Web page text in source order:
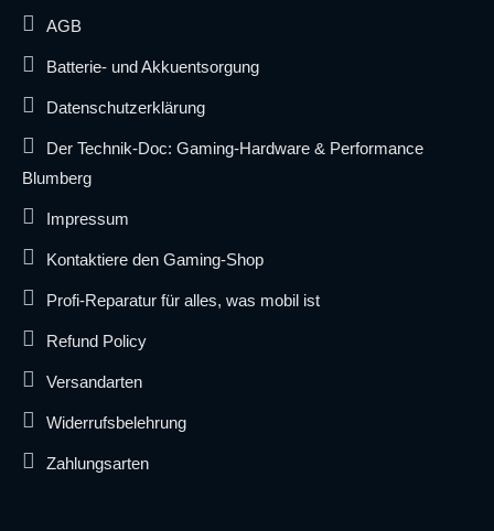
AGB
Batterie- und Akkuentsorgung
Datenschutzerklärung
Der Technik-Doc: Gaming-Hardware & Performance
Blumberg
Impressum
Kontaktiere den Gaming-Shop
Profi-Reparatur für alles, was mobil ist
Refund Policy
Versandarten
Widerrufsbelehrung
Zahlungsarten